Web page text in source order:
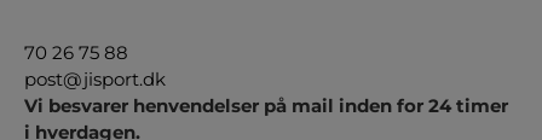
70 26 75 88
post@jisport.dk
Vi besvarer henvendelser på mail inden for 24 timer
i hverdagen.